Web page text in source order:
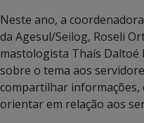
Neste ano, a
da Agesul/Seilog, Roseli
mastologista Thaís
sobre o tema aos
compartilhar informações,
orientar em relação aos